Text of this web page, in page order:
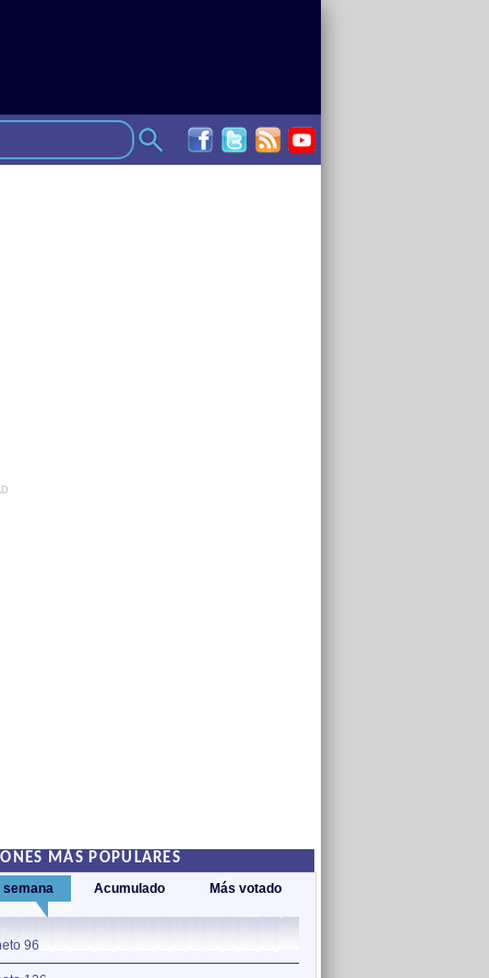
MÁS POPULARES
semana Acumulado Más votado
96